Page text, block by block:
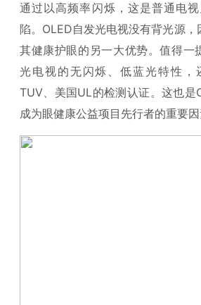
通过以高频率闪烁，这是普通电
陷。OLED自发光电视没有背光源，
其健康护眼的另一大优势。值得一
光电视的无闪烁、低蓝光特性，
TUV、美国UL的检测认证。这也是
成为眼健康公益项目先行者的重要因